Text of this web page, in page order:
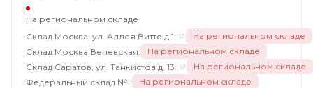
На региональном складе
Склад Москва, ул. Аллея Витте д.1:
На региональном складе
Склад Москва Веневская:
На региональном складе
Склад Саратов, ул. Танкистов д. 13:
На региональном складе
Федеральный склад №1:
На региональном складе